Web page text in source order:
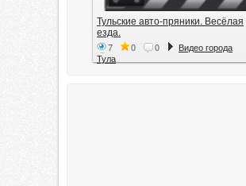
Тульские авто-пряники. Весёлая
езда.
7 0 0
Видео города
Тула